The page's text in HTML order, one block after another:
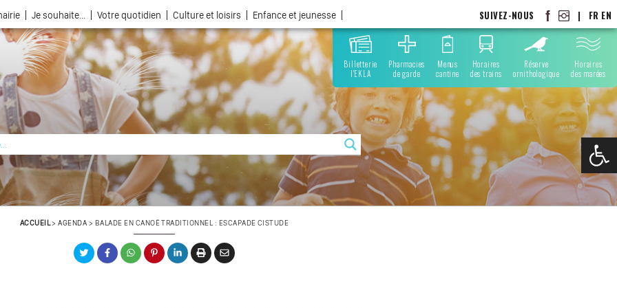
Je souhaite... Votre quotidien Culture et loisirs Enfance et jeunesse SUIVEZ-NOUS | FR EN
Billetterie
l'EKLA
Pharmacies
de garde
Menus
cantine
Horaires
des trains
Réserve
ornithologique
Horaires
des marées
ACCUEIL>AGENDA > BALADE EN CANOË TRADITIONNEL : ESCAPADE CISTUDE
Ouvrir